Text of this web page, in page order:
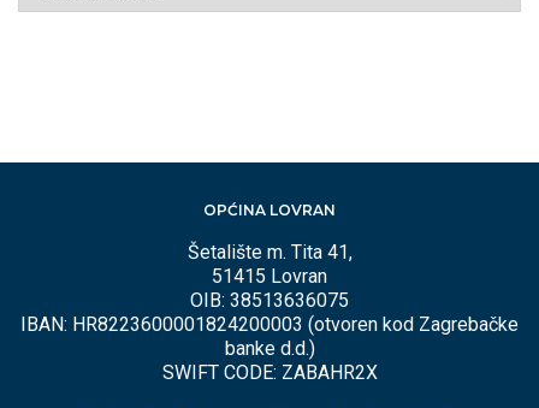
OPĆINA LOVRAN
Šetalište m. Tita 41,
51415 Lovran
OIB: 38513636075
IBAN: HR8223600001824200003 (otvoren kod Zagrebačke
banke d.d.)
SWIFT CODE: ZABAHR2X